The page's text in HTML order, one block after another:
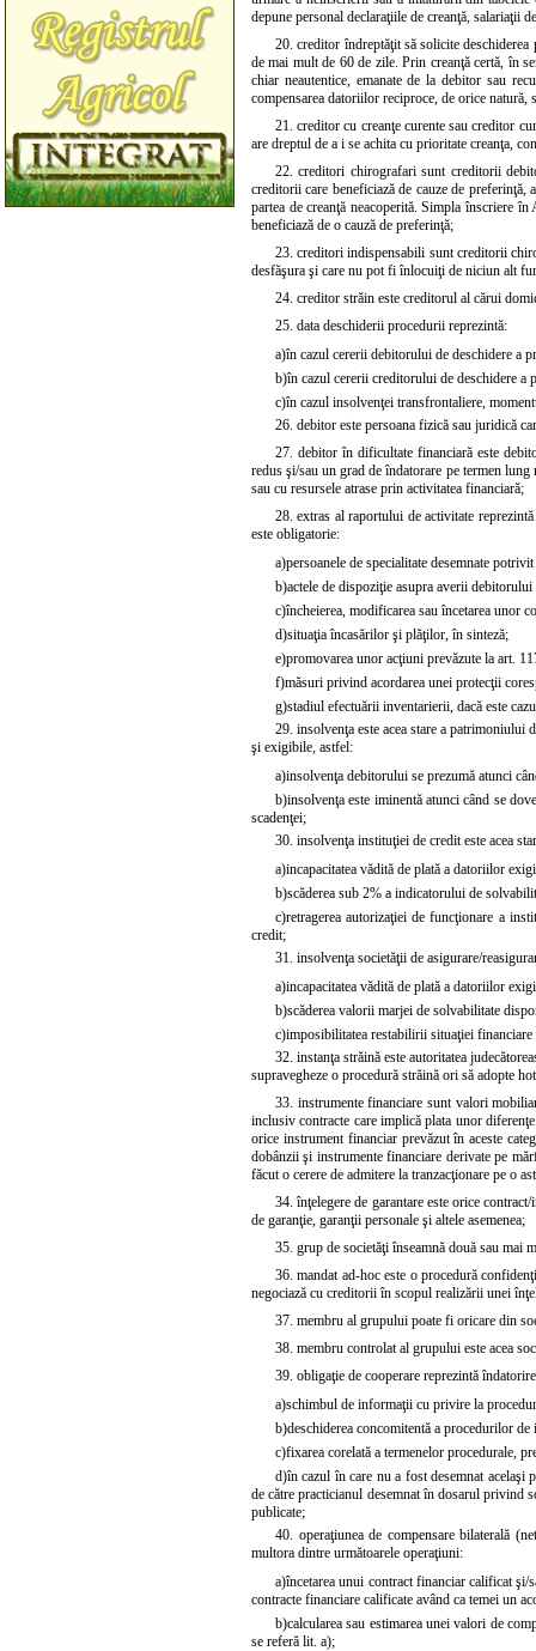
depune personal declaraţiile de creanţă, salariaţii
20. creditor îndreptăţit să solicite
de mai mult de 60 de zile. Prin creanţă certă, în
chiar neautentice, emanate de la debitor sau
compensarea datoriilor reciproce, de orice natură,
21. creditor cu creanţe curente sau creditor
are dreptul de a i se achita cu prioritate creanţa,
22. creditori chirografari sunt creditorii
creditorii care beneficiază de cauze de
partea de creanţă neacoperită. Simpla înscriere
beneficiază de o cauză de preferinţă;
23. creditori indispensabili sunt creditorii
desfăşura şi care nu pot fi înlocuiţi de niciun alt
24. creditor străin este creditorul al cărui
25. data deschiderii procedurii reprezintă:
a)în cazul cererii debitorului de deschidere a
b)în cazul cererii creditorului de deschidere
c)în cazul insolvenţei transfrontaliere,
26. debitor este persoana fizică sau juridică
27. debitor în dificultate financiară este
redus şi/sau un grad de îndatorare pe termen
sau cu resursele atrase prin activitatea financiară;
28. extras al raportului de activitate
este obligatorie:
a)persoanele de specialitate desemnate
b)actele de dispoziţie asupra averii
c)încheierea, modificarea sau încetarea unor
d)situaţia încasărilor şi plăţilor, în sinteză;
e)promovarea unor acţiuni prevăzute la art.
f)măsuri privind acordarea unei protecţii
g)stadiul efectuării inventarierii, dacă este
29. insolvenţa este acea stare a
şi exigibile, astfel:
a)insolvenţa debitorului se prezumă atunci
b)insolvenţa este iminentă atunci când se
scadenţei;
30. insolvenţa instituţiei de credit este acea
a)incapacitatea vădită de plată a datoriilor
b)scăderea sub 2% a indicatorului de
c)retragerea autorizaţiei de funcţionare a
credit;
31. insolvenţa societăţii de asigurare/
a)incapacitatea vădită de plată a datoriilor
b)scăderea valorii marjei de solvabilitate
c)imposibilitatea restabilirii situaţiei financiare
32. instanţa străină este autoritatea
supravegheze o procedură străină ori să adopte
33. instrumente financiare sunt valori
inclusiv contracte care implică plata unor
orice instrument financiar prevăzut în aceste
dobânzii şi instrumente financiare derivate pe
făcut o cerere de admitere la tranzacţionare pe o
34. înţelegere de garantare este orice
de garanţie, garanţii personale şi altele asemenea;
35. grup de societăţi înseamnă două sau mai
36. mandat ad-hoc este o procedură
negociază cu creditorii în scopul realizării unei
37. membru al grupului poate fi oricare din
38. membru controlat al grupului este acea
39. obligaţie de cooperare reprezintă
a)schimbul de informaţii cu privire la
b)deschiderea concomitentă a procedurilor
c)fixarea corelată a termenelor procedurale,
d)în cazul în care nu a fost desemnat
de către practicianul desemnat în dosarul privind
publicate;
40. operaţiunea de compensare bilaterală
multora dintre următoarele operaţiuni:
a)încetarea unui contract financiar calificat
contracte financiare calificate având ca temei un
b)calcularea sau estimarea unei valori de
se referă lit. a);